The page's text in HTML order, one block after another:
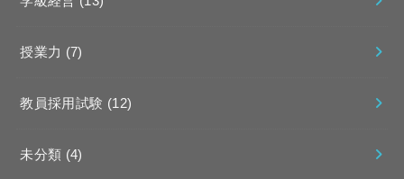
授業力 (7)
教員採用試験 (12)
未分類 (4)